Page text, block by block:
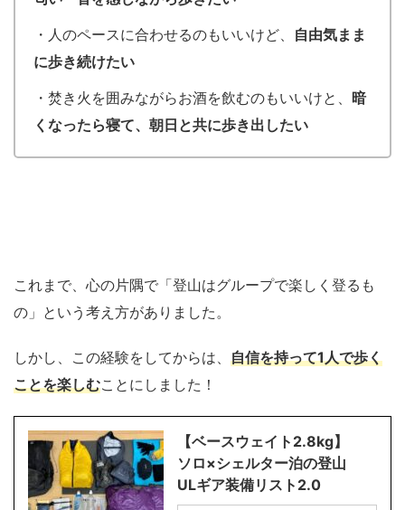
・人のペースに合わせるのもいいけど、 自由気まま
に歩き続けたい
・焚き火を囲みながらお酒を飲むのもいいけと、 暗
くなったら寝て、朝日と共に歩き出したい
これまで、心の片隅で「登山はグループで楽しく登るも
の」という考え方がありました。
しかし、この経験をしてからは、 自信を持って1人で歩く
ことを楽しむことにしました！
【ベースウェイト2.8kg】
ソロ×シェルター泊の登山
ULギア装備リスト2.0